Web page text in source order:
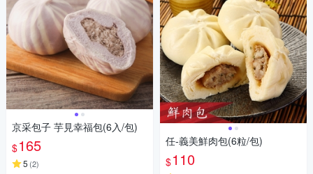
京采包子 芋見幸福包(6入/包)
$165
5 (2)
任-義美鮮肉包(6粒/包)
$110